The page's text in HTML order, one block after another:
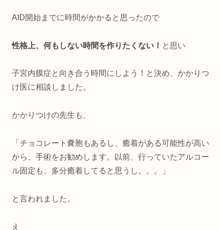
AID開始までに時間がかかると思ったので
性格上、何もしない時間を作りたくない！ と思い
子宮内膜症と向き合う時間にしよう！と決め、かかりつ
け医に相談しました。
かかりつけの先生も、
「チョコレート嚢胞もあるし、癒着がある可能性が高い
から、手術をお勧めします。以前、行っていたアルコー
ル固定も、多分癒着してると思うし。。。」
と言われました。
え